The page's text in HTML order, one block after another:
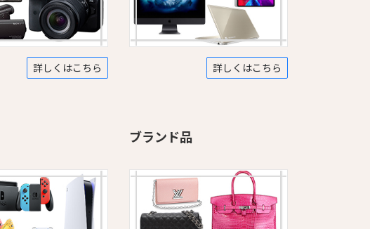
詳しくはこちら 詳しくはこちら
ブランド品